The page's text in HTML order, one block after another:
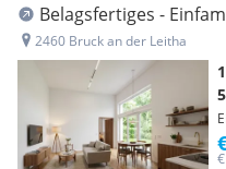
Belagsfertiges -
2460 Bruck an der Leitha
5